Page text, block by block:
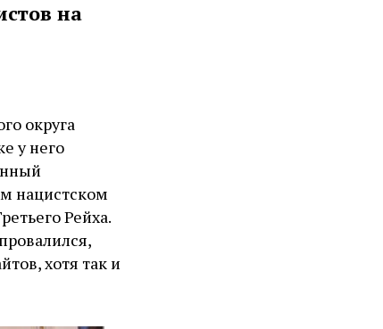
на
округа
у него
нацистском
Рейха.
хотя так и